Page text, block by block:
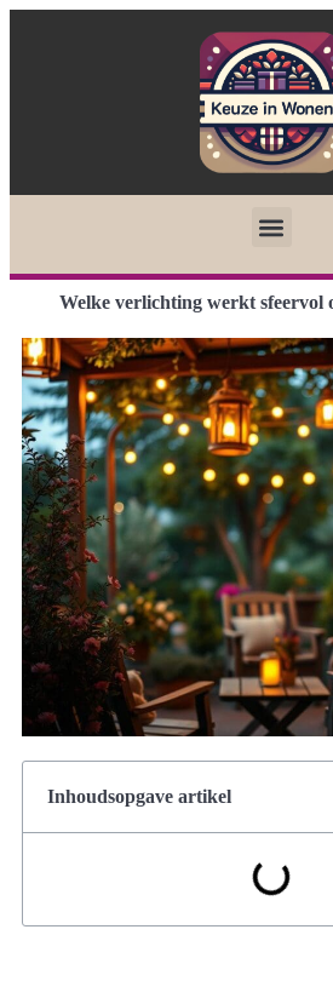
Welke verlichting werkt sfeervol
Inhoudsopgave artikel